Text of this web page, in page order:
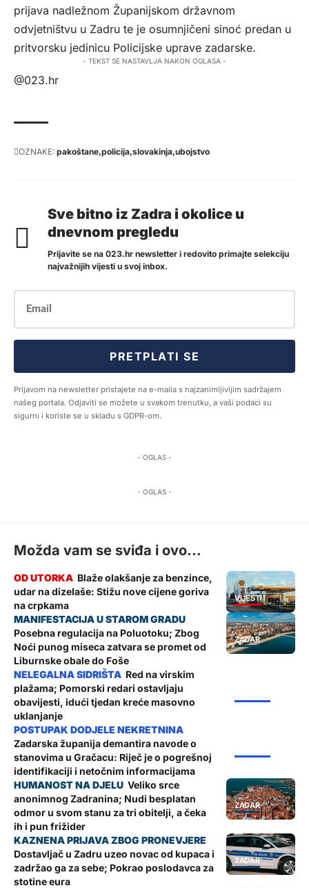
prijava nadležnom Županijskom državnom
odvjetništvu u Zadru te je osumnjičeni sinoć predan u
pritvorsku jedinicu Policijske uprave zadarske.
- TEKST SE NASTAVLJA NAKON OGLASA -
@023.hr
OZNAKE: pakoštane policija slovakinja ubojstvo
Sve bitno iz Zadra i okolice u
dnevnom pregledu
Prijavite se na 023.hr newsletter i redovito primajte selekciju
najvažnijih vijesti u svoj inbox.
PRETPLATI SE
Prijavom na newsletter pristajete na e-maila s najzanimljivijim sadržajem
našeg portala. Odjaviti se možete u svakom trenutku, a vaši podaci su
sigurni i koriste se u skladu s GDPR-om.
- OGLAS -
- OGLAS -
Možda vam se sviđa i ovo...
VIJESTI
Blaže olakšanje za benzince,
udar na dizelaše: Stižu nove cijene goriva
na crpkama
ZADAR
Posebna regulacija na Poluotoku; Zbog
Noći punog miseca zatvara se promet od
Liburnske obale do Foše
Red na virskim
plažama; Pomorski redari ostavljaju
obavijesti, idući tjedan kreće masovno
uklanjanje
Zadarska županija demantira navode o
stanovima u Gračacu: Riječ je o pogrešnoj
identifikaciji i netočnim informacijama
ZADAR
Veliko srce
anonimnog Zadranina; Nudi besplatan
odmor u svom stanu za tri obitelji, a čeka
ih i pun frižider
ZADAR
Dostavljač u Zadru uzeo novac od kupaca i
zadržao ga za sebe; Pokrao poslodavca za
stotine eura